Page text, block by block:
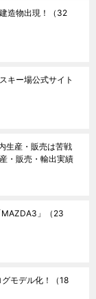
造物出現！
（32
キー場公式サイト
生産・販売は苦戦
・販売・輸出実績
」
（23
モデル化！
（18